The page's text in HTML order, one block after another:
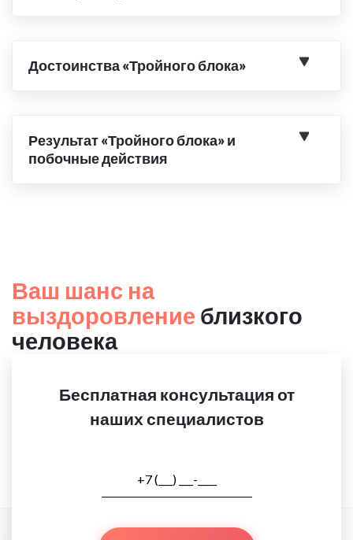
Достоинства «Тройного блока»
Результат «Тройного блока» и
побочные действия
Ваш шанс на
выздоровление близкого
человека
Бесплатная консультация от
наших специалистов